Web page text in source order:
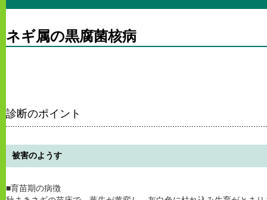
ネギ属の黒腐菌核病
診断のポイント
被害のようす
■育苗期の病徴